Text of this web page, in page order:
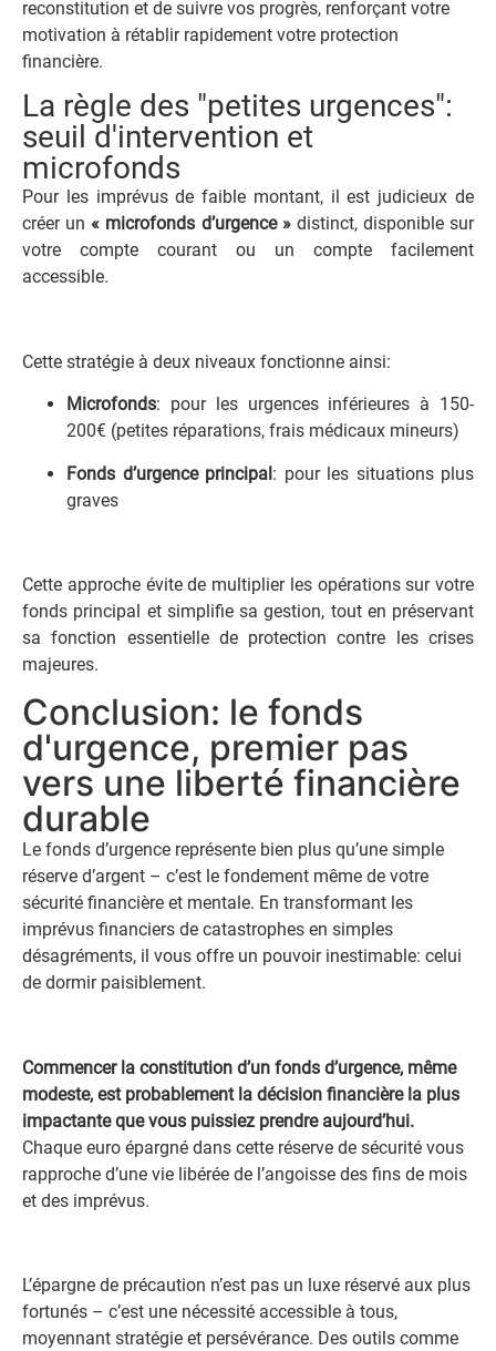
reconstitution et de suivre vos progrès, renforçant votre
motivation à rétablir rapidement votre protection
financière.
La règle des "petites urgences":
seuil d'intervention et
microfonds
Pour les imprévus de faible montant, il est judicieux de
créer un« microfonds d’urgence »distinct, disponible sur
votre compte courant ou un compte facilement
accessible.
Cette stratégie à deux niveaux fonctionne ainsi:
Microfonds: pour les urgences inférieures à 150-
200€ (petites réparations, frais médicaux mineurs)
Fonds d’urgence principal: pour les situations plus
graves
Cette approche évite de multiplier les opérations sur votre
fonds principal et simplifie sa gestion, tout en préservant
sa fonction essentielle de protection contre les crises
majeures.
Conclusion: le fonds
d'urgence, premier pas
vers une liberté financière
durable
Le fonds d’urgence représente bien plus qu’une simple
réserve d’argent – c’est le fondement même de votre
sécurité financière et mentale. En transformant les
imprévus financiers de catastrophes en simples
désagréments, il vous offre un pouvoir inestimable: celui
de dormir paisiblement.
Commencer la constitution d’un fonds d’urgence, même
modeste, est probablement la décision financière la plus
impactante que vous puissiez prendre aujourd’hui.
Chaque euro épargné dans cette réserve de sécurité vous
rapproche d’une vie libérée de l’angoisse des fins de mois
et des imprévus.
L’épargne de précaution n’est pas un luxe réservé aux plus
fortunés – c’est une nécessité accessible à tous,
moyennant stratégie et persévérance. Des outils comme